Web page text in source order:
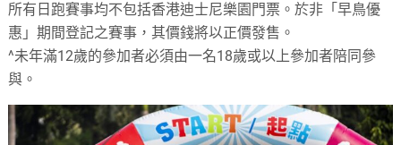
所有日跑賽事均不包括香港迪士尼樂園門票。於非「早鳥優
惠」期間登記之賽事，其價錢將以正價發售。
^未年滿12歲的參加者必須由一名18歲或以上參加者陪同參
與。